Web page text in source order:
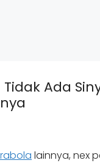
Ada
lainnya, nex